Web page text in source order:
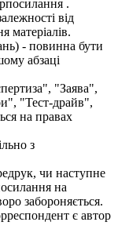
.
від
матеріалів.
- повинна бути
абзаці
"Заява",
"Тест-драйв",
на правах
з
чи наступне
на
забороняється.
є автор